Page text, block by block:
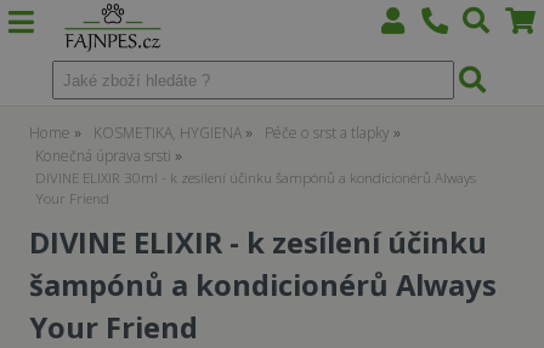
Home KOSMETIKA, HYGIENA
Péče o srst a tlapky
Konečná úprava srsti
DIVINE ELIXIR 30ml - k zesílení účinku šampónů a kondicionérů Always
Your Friend
DIVINE ELIXIR - k zesílení účinku
šampónů a kondicionérů Always
Your Friend